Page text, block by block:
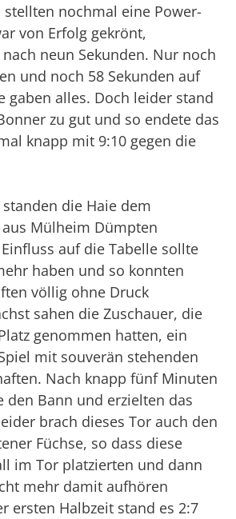
stellten nochmal eine Power-
von Erfolg gekrönt,
neun Sekunden. Nur noch
und noch 58 Sekunden auf
gaben alles. Doch leider stand
zu gut und so endete das
knapp mit 9:10 gegen die
die Haie dem
Mülheim Dümpten
auf die Tabelle sollte
haben und so konnten
völlig ohne Druck
sahen die Zuschauer, die
genommen hatten, ein
mit souverän stehenden
Nach knapp fünf Minuten
den Bann und erzielten das
brach dieses Tor auch den
Füchse, so dass diese
im Tor platzierten und dann
mehr damit aufhören
ersten Halbzeit stand es 2:7